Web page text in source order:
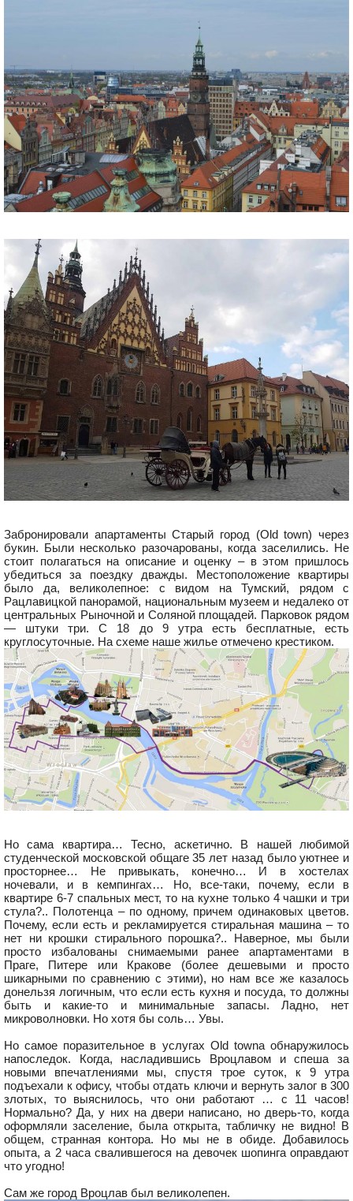
Забронировали апартаменты Старый город (Оld town) через
букин. Были несколько разочарованы, когда заселились. Не
стоит полагаться на описание и оценку – в этом пришлось
убедиться за поездку дважды. Местоположение квартиры
было да, великолепное: с видом на Тумский, рядом с
Рацлавицкой панорамой, национальным музеем и недалеко от
центральных Рыночной и Соляной площадей. Парковок рядом
— штуки три. С 18 до 9 утра есть бесплатные, есть
круглосуточные. На схеме наше жилье отмечено крестиком.
Но сама квартира… Тесно, аскетично. В нашей любимой
студенческой московской общаге 35 лет назад было уютнее и
просторнее… Не привыкать, конечно… И в хостелах
ночевали, и в кемпингах… Но, все-таки, почему, если в
квартире 6-7 спальных мест, то на кухне только 4 чашки и три
стула?.. Полотенца – по одному, причем одинаковых цветов.
Почему, если есть и рекламируется стиральная машина – то
нет ни крошки стирального порошка?.. Наверное, мы были
просто избалованы снимаемыми ранее апартаментами в
Праге, Питере или Кракове (более дешевыми и просто
шикарными по сравнению с этими), но нам все же казалось
донельзя логичным, что если есть кухня и посуда, то должны
быть и какие-то и минимальные запасы. Ладно, нет
микроволновки. Но хотя бы соль… Увы.
Но самое поразительное в услугах Оld townа обнаружилось
напоследок. Когда, насладившись Вроцлавом и спеша за
новыми впечатлениями мы, спустя трое суток, к 9 утра
подъехали к офису, чтобы отдать ключи и вернуть залог в 300
злотых, то выяснилось, что они работают … с 11 часов!
Нормально? Да, у них на двери написано, но дверь-то, когда
оформляли заселение, была открыта, табличку не видно! В
общем, странная контора. Но мы не в обиде. Добавилось
опыта, а 2 часа свалившегося на девочек шопинга оправдают
что угодно!
Сам же город Вроцлав был великолепен.